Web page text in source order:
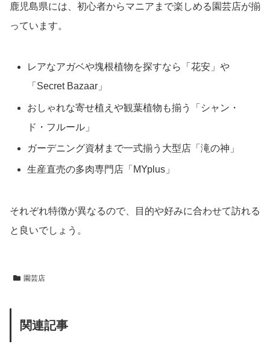
鹿児島県には、初心者からマニアまで楽しめる園芸店が揃
っています。
レアなアガベや塊根植物を探すなら「花安」や
「Secret Bazaar」
おしゃれな寄せ植えや観葉植物も揃う「シャン・
ド・フルール」
ガーデニング資材まで一式揃う大型店「滝の神」
生産直売の多肉専門店「MYplus」
それぞれ特徴が異なるので、目的や好みに合わせて訪れる
と良いでしょう。
園芸店
関連記事